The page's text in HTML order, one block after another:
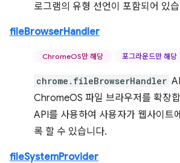
로그램의 유형 선언이 포함되어 있
fileBrowserHandler
ChromeOS만 해당 포그라운드만 해당
chrome.fileBrowserHandler
ChromeOS 파일 브라우저를 확장
API를 사용하여 사용자가 웹사이트
록 할 수 있습니다.
fileSystemProvider